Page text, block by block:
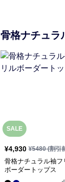
骨格ナチュラ
SALE
¥4,930 ¥5480(割引
骨格ナチュラル袖フ
ボーダートップス